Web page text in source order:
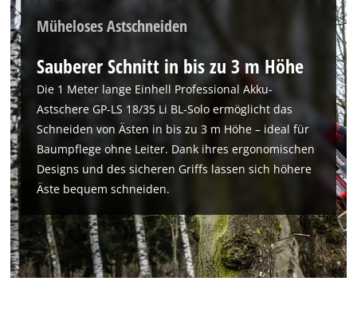
Wir benötigen deine Zustimmung, um
Google Maps laden zu können!
to trackers that are not disclosed to the
visitor. The website owner needs to setup
the site with their CMP to add this content
to the list of technologies used.
Müheloses Astschneiden
Sauberer Schnitt in bis zu 3 m Höhe
Die 1 Meter lange Einhell Professional Akku-
Astschere GP-LS 18/35 Li BL-Solo ermöglicht das
Schneiden von Ästen in bis zu 3 m Höhe – ideal für
Baumpflege ohne Leiter. Dank ihres ergonomischen
Designs und des sicheren Griffs lassen sich höhere
Äste bequem schneiden.